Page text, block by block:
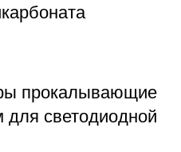
прокалывающие
светодиодной